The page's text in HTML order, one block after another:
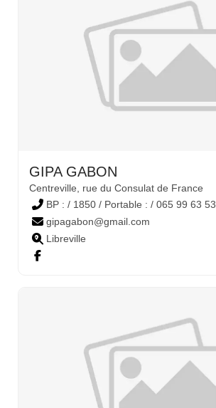
GIPA GABON
Centreville, rue du Consulat de France
BP : / 1850 / Portable : / 065 99 63 53
gipagabon@gmail.com
Libreville